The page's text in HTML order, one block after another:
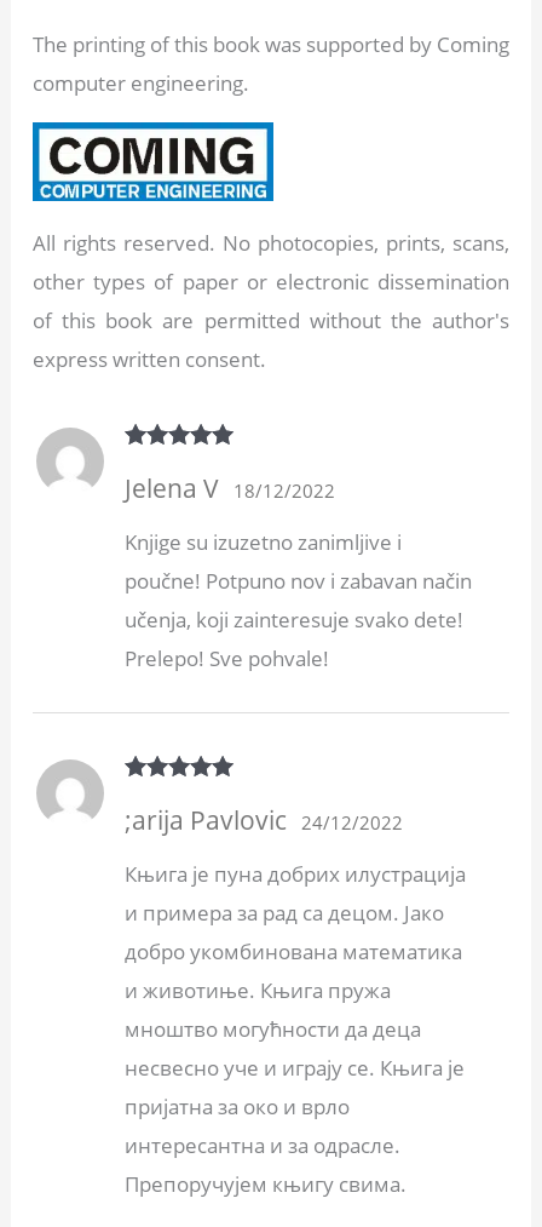
The printing of this book was supported by Coming
computer engineering.
All rights reserved. No photocopies, prints, scans,
other types of paper or electronic dissemination
of this book are permitted without the author's
express written consent.
of 5
Jelena V 18/12/2022
Knjige su izuzetno zanimljive i
poučne! Potpuno nov i zabavan način
učenja, koji zainteresuje svako dete!
Prelepo! Sve pohvale!
of 5
;arija Pavlovic 24/12/2022
Књига је пуна добрих илустрација
и примера за рад са децом. Јако
добро укомбинована математика
и животиње. Књига пружа
мноштво могућности да деца
несвесно уче и играју се. Књига је
пријатна за око и врло
интересантна и за одрасле.
Препоручујем књигу свима.